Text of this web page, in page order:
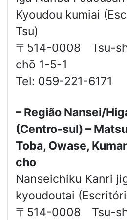
Kyoudou kumiai
Tsu)
〒514-0008 Tsu-
chō 1-5-1
Tel: 059-221-6171
– Região Nansei/
(Centro-sul) –
Toba, Owase,
cho
Nanseichiku Kanri
kyoudoutai
〒514-0008 Tsu-